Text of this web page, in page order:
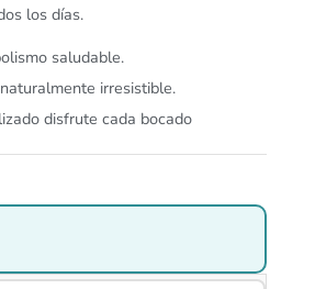
los días.
saludable.
irresistible.
disfrute cada bocado